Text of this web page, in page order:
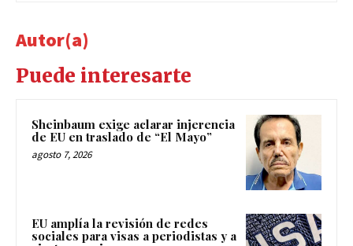
Autor(a)
Puede interesarte
Sheinbaum exige aclarar injerencia
de EU en traslado de “El Mayo”
agosto 7, 2026
EU amplía la revisión de redes
sociales para visas a periodistas y a